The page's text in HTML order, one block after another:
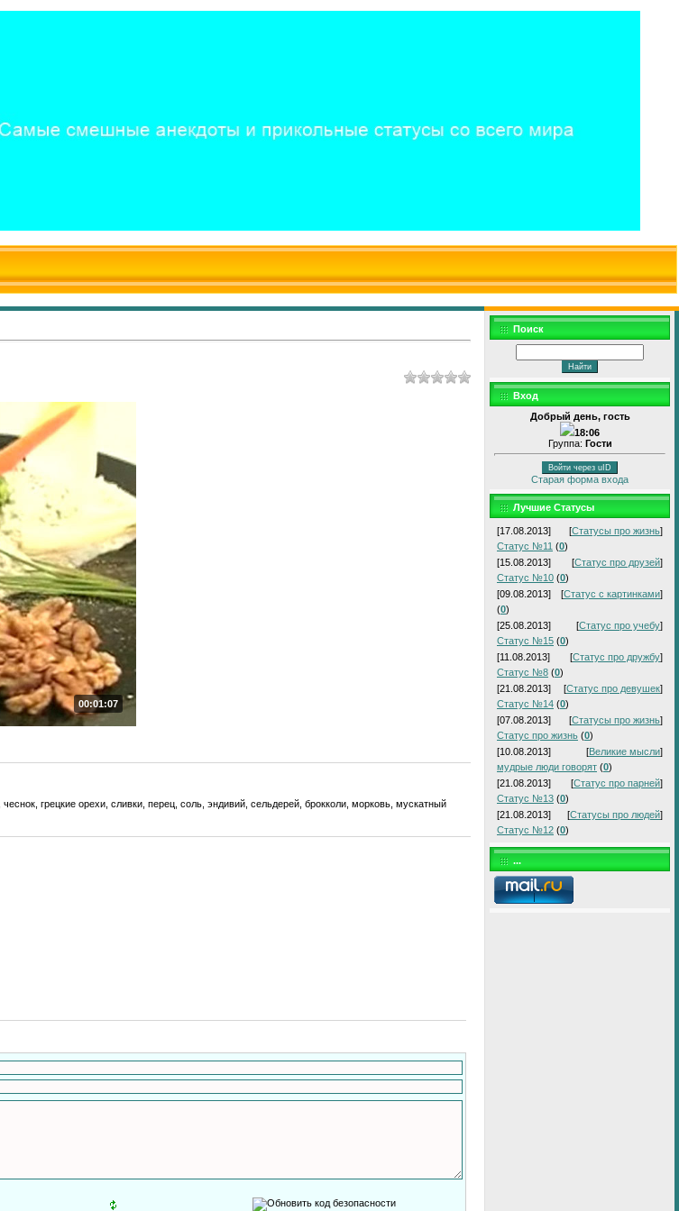
00:01:07
грецкие орехи, сливки, перец, соль, эндивий, сельдерей, брокколи, морковь, мускатный
Поиск
Вход
Добрый день, гость
18:06
Группа: Гости
Войти через uID
Старая форма входа
Лучшие Статусы
[17.08.2013] [Статусы про жизнь]
Статус №11 (0)
[15.08.2013]
[Статус про друзей]
Статус №10 (0)
[09.08.2013]
[Статус с картинками]
(0)
[25.08.2013]
[Статус про учебу]
Статус №15 (0)
[11.08.2013]
[Статус про дружбу]
Статус №8 (0)
[21.08.2013]
[Статус про девушек]
Статус №14 (0)
[07.08.2013]
[Статусы про жизнь]
Статус про жизнь (0)
[10.08.2013]
[Великие мысли]
мудрые люди говорят (0)
[21.08.2013]
[Статус про парней]
Статус №13 (0)
[21.08.2013]
[Статусы про людей]
Статус №12 (0)
...